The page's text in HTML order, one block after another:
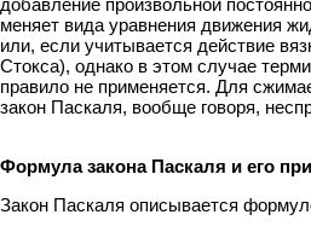
добавление произвольной
меняет вида уравнения движения
или, если учитывается действие
Стокса), однако в этом случае
правило не применяется. Для
закон Паскаля, вообще говоря,
Формула закона Паскаля и его
Закон Паскаля описывается